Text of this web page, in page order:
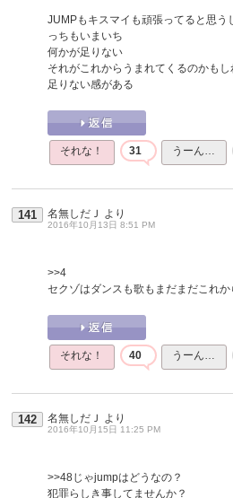
JUMPもキスマイも頑張ってると思
っちもいまいち
何かが足りない
それがこれからうまれてくるのかも
足りない感がある
それな！ 31 うーん…
141 名無しだＪ より
2016年10月13日 8:51 PM
>>4
セクゾはダンスも歌もまだまだこれか
それな！ 40 うーん…
142 名無しだＪ より
2016年10月15日 11:25 PM
>>48じゃjumpはどうなの？
犯罪らしき事してませんか？